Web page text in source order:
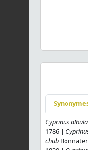
Cyprinus albula
1786 |
chub